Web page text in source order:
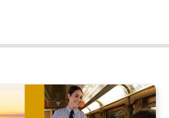
統套房｜Aurora Australis 2026 全新登
之旅)